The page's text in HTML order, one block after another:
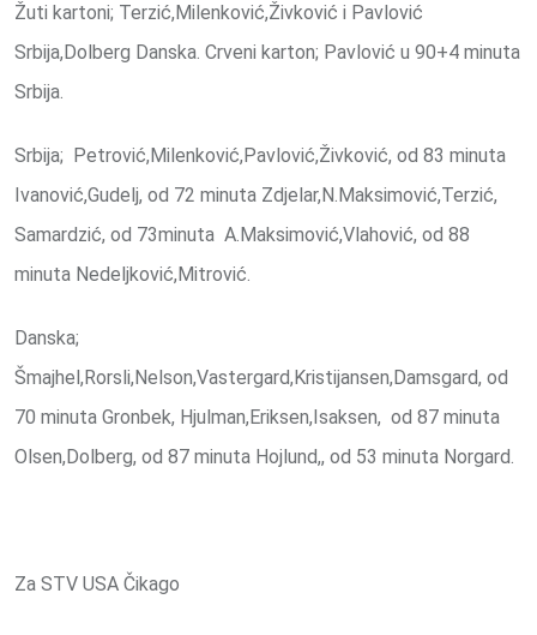
Žuti kartoni; Terzić,Milenković,Živković i Pavlović
Srbija,Dolberg Danska. Crveni karton; Pavlović u 90+4 minuta
Srbija.
Srbija; Petrović,Milenković,Pavlović,Živković, od 83 minuta
Ivanović,Gudelj, od 72 minuta Zdjelar,N.Maksimović,Terzić,
Samardzić, od 73minuta A.Maksimović,Vlahović, od 88
minuta Nedeljković,Mitrović.
Danska;
Šmajhel,Rorsli,Nelson,Vastergard,Kristijansen,Damsgard, od
70 minuta Gronbek, Hjulman,Eriksen,Isaksen, od 87 minuta
Olsen,Dolberg, od 87 minuta Hojlund,, od 53 minuta Norgard.
Za STV USA Čikago